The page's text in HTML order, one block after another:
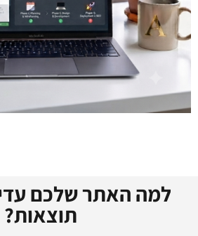
למה האתר שלכם
תוצאות?